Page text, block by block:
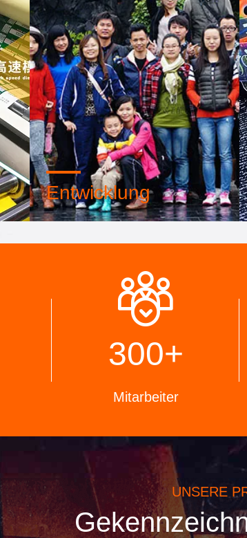
Entwicklung
Designteam und Werkstatt für
können zusammenarbeiten, um die
Produkte zu entwickeln, die Sie
300+
Mitarbeiter
UNSERE